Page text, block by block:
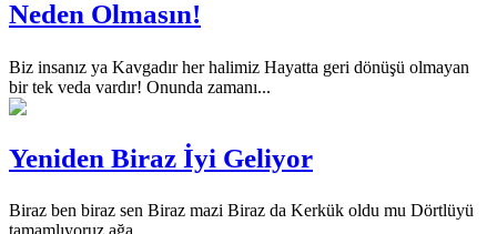
Neden Olmasın!
Biz insanız ya Kavgadır her halimiz Hayatta geri dönüşü olmayan
bir tek veda vardır! Onunda zamanı...
Yeniden Biraz İyi Geliyor
Biraz ben biraz sen Biraz mazi Biraz da Kerkük oldu mu Dörtlüyü
tamamlıyoruz ağa